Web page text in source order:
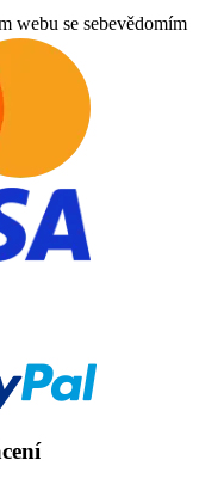
webu se sebevědomím